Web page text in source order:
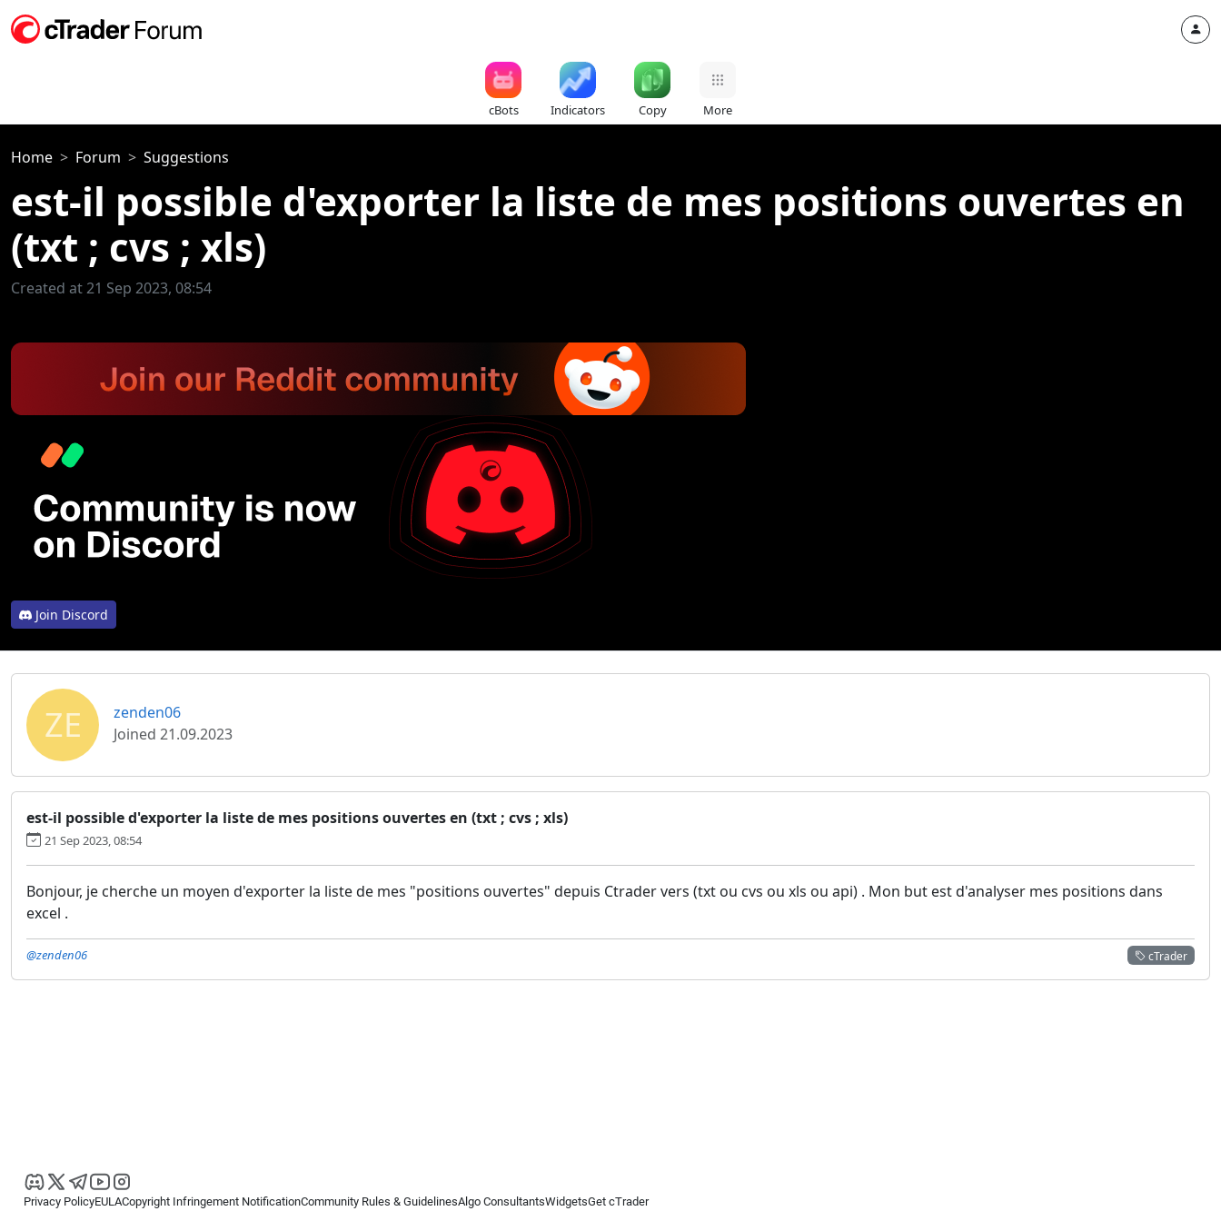
cBots Indicators Copy More
Home Forum Suggestions
est-il possible d'exporter la liste de mes positions ouvertes en
(txt ; cvs ; xls)
Created at 21 Sep 2023, 08:54
Join Discord
ZE
zenden06
Joined 21.09.2023
est-il possible d'exporter la liste de mes positions ouvertes en (txt ; cvs ; xls)
21 Sep 2023, 08:54
Bonjour, je cherche un moyen d'exporter la liste de mes "positions ouvertes" depuis Ctrader vers (txt ou cvs ou xls ou api) . Mon but est d'analyser mes positions dans
excel .
cTrader
@zenden06
Privacy PolicyEULACopyright Infringement NotificationCommunity Rules & GuidelinesAlgo ConsultantsWidgetsGet cTrader